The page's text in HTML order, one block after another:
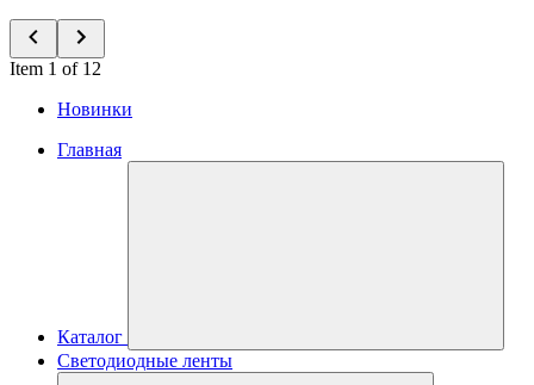
Item 1 of 12
Новинки
Главная
Каталог
Светодиодные ленты